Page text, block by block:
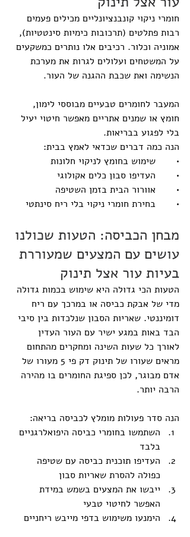
חומרי ניקוי קונבנציונליים מכילים פעמים
רבות פתלטים (תרכובות כימיות סינטטיות),
אמוניה וכלור. רכיבים אלו נותרים כמשקעים
על המשטחים ועלולים לגרות את מערכת
הנשימה ואת שכבת ההגנה של העור.
המעבר לחומרים טבעיים מבוססי לימון,
חומץ או שמנים אתריים מאפשר חיטוי יעיל
בלי לפגוע בבריאות.
הנה כמה דברים שכדאי לאמץ בבית:
•       שימוש בחומץ לניקוי חלונות
•       העדיפו סבון כלים אקולוגי
•       אוורור הבית בזמן השטיפה
•       בחירת חומרי ניקוי בלי ריח סינתטי
מבחן הכביסה: הטעות שכולנו
עושים עם המצעים שמעוררת
בעיות עור אצל תינוק
הטעות הכי גדולה היא שימוש בכמות גדולה
מדי של אבקת כביסה או במרכך עם ריח
דומיננטי. שאריות הסבון שנלכדות בין סיבי
הבד באות במגע ישיר עם העור העדין
לאורך כל שעות השינה ומחקרים מהתחום
מראים שעורו של תינוק דק פי 5 מעורו של
אדם מבוגר, לכן ספיגת החומרים בו מהירה
הרבה יותר.
הנה סדר פעולות מומלץ לכביסה בריאה:
השתמשו בחומרי כביסה היפואלרגניים
בלבד
העדיפו תוכנית כביסה עם שטיפה
כפולה להסרת שאריות סבון
ייבשו את המצעים בשמש במידת
האפשר לחיטוי טבעי
הימנעו משימוש בדפי מייבש ריחניים